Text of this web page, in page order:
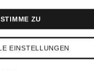
99,99 €
Bestpreis:
EINSTELLUNGEN
ZU